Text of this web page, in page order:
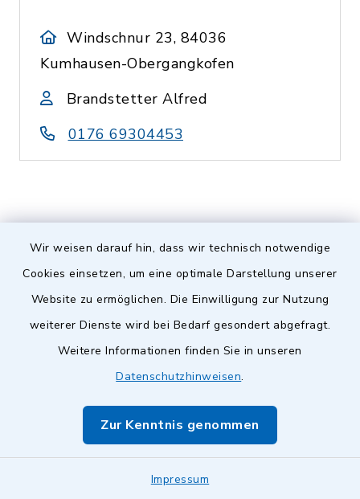
Wir weisen darauf hin, dass wir technisch notwendige
Cookies einsetzen, um eine optimale Darstellung unserer
Website zu ermöglichen. Die Einwilligung zur Nutzung
weiterer Dienste wird bei Bedarf gesondert abgefragt.
Weitere Informationen finden Sie in unseren
Datenschutzhinweisen.
Zur Kenntnis genommen
Impressum
Windschnur 23, 84036
Kumhausen-Obergangkofen
Brandstetter Alfred
0176 69304453
Gemeinde
Kumhausen